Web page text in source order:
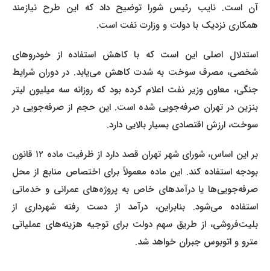
آن است. نایب رئیس شورا توضیح داد که این طرح نیازمند
همکاری نزدیک با دولت و وزارت نفت است.
استدلال اصلی این است که با کاهش استفاده از خودروهای
شخصی، مصرف سوخت به شدت کاهش می‌یابد. در دوران شرایط
جنگی، معاون وزیر نفت اعلام کرده بود که روزانه سه میلیون لیتر
بنزین در تهران صرفه‌جویی شده است. این حجم از صرفه‌جویی در
سوخت، ارزش اقتصادی بسیار بالایی دارد.
بر این اساس، شورای شهر تهران قصد دارد از ظرفیت ماده ۱۲ قانون
بودجه استفاده کند. این ماده معمولاً برای اختصاص منابع از محل
صرفه‌جویی‌ها یا درآمدهای خاص به پروژه‌های عمرانی و خدماتی
استفاده می‌شود. بنابراین، درآمد از دست رفته شهرداری از
بلیت‌فروشی، از طریق سهم دولت برای توجیه هزینه‌های عملیاتی
مترو و اتوبوس جبران خواهد شد.